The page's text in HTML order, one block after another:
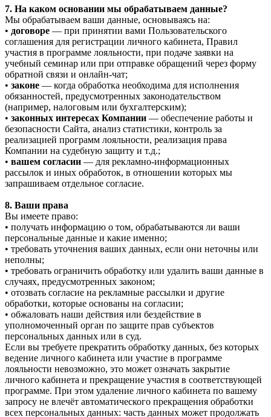
7. На каком основании мы обрабатываем данные?
Мы обрабатываем ваши данные, основываясь на:
• договоре — при принятии вами Пользовательского
соглашения для регистрации личного кабинета, Правил
участия в программе лояльности, при подаче заявки на
учебный семинар или при отправке обращений через форму
обратной связи и онлайн-чат;
• законе — когда обработка необходима для исполнения
обязанностей, предусмотренных законодательством
(например, налоговым или бухгалтерским);
• законных интересах Компании — обеспечение работы и
безопасности Сайта, анализ статистики, контроль за
реализацией программ лояльности, реализация права
Компании на судебную защиту и т.д.;
• вашем согласии — для рекламно-информационных
рассылок и иных обработок, в отношении которых мы
запрашиваем отдельное согласие.
8. Ваши права
Вы имеете право:
• получать информацию о том, обрабатываются ли ваши
персональные данные и какие именно;
• требовать уточнения ваших данных, если они неточны или
неполны;
• требовать ограничить обработку или удалить ваши данные в
случаях, предусмотренных законом;
• отозвать согласие на рекламные рассылки и другие
обработки, которые основаны на согласии;
• обжаловать наши действия или бездействие в
уполномоченный орган по защите прав субъектов
персональных данных или в суд.
Если вы требуете прекратить обработку данных, без которых
ведение личного кабинета или участие в программе
лояльности невозможно, это может означать закрытие
личного кабинета и прекращение участия в соответствующей
программе. При этом удаление личного кабинета по вашему
запросу не влечёт автоматического прекращения обработки
всех персональных данных: часть данных может продолжать